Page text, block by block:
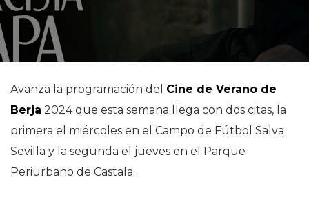
Avanza la programación del Cine de Verano de
Berja 2024 que esta semana llega con dos citas, la
primera el miércoles en el Campo de Fútbol Salva
Sevilla y la segunda el jueves en el Parque
Periurbano de Castala.